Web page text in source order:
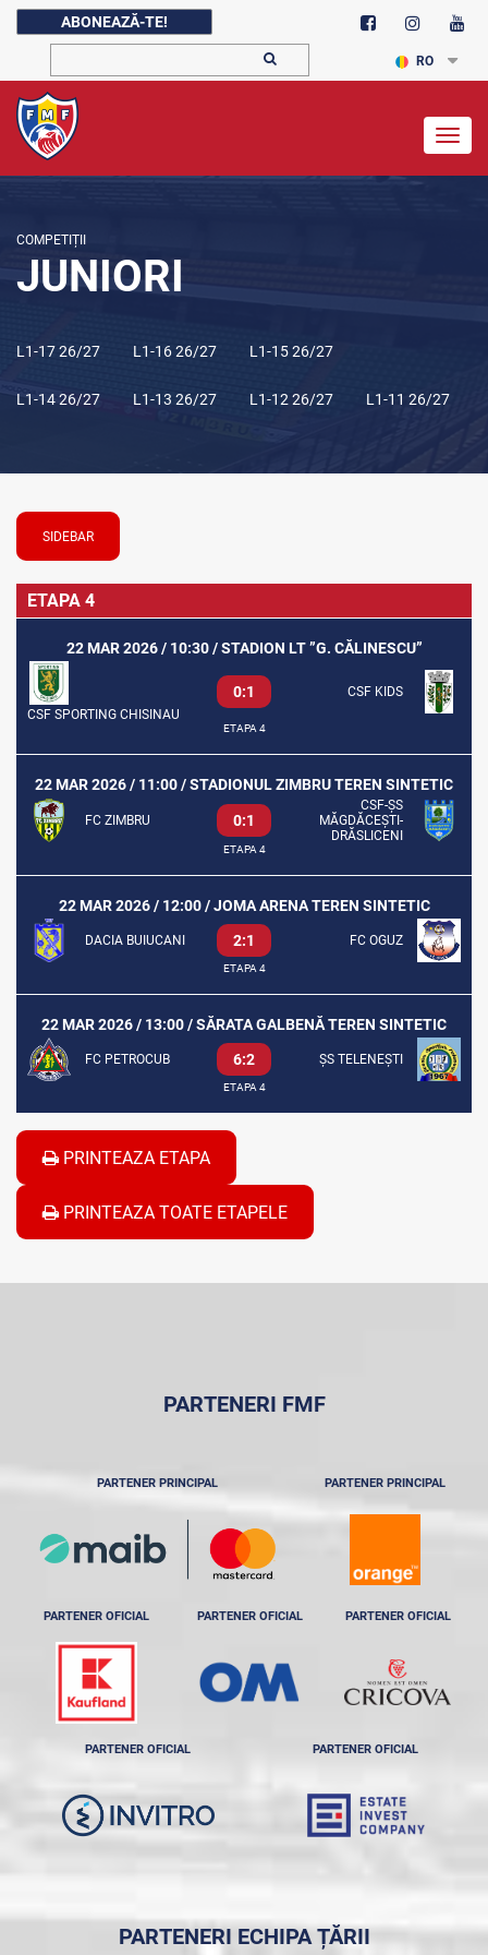
ABONEAZĂ-TE!
RO
COMPETIȚII
JUNIORI
L1-17 26/27 L1-16 26/27 L1-15 26/27
L1-14 26/27 L1-13 26/27 L1-12 26/27 L1-11 26/27
SIDEBAR
ETAPA 4
22 MAR 2026 / 10:30 / STADION LT ”G. CĂLINESCU”
CSF SPORTING CHISINAU
0:1 CSF KIDS
ETAPA 4
22 MAR 2026 / 11:00 / STADIONUL ZIMBRU TEREN SINTETIC
FC ZIMBRU 0:1
CSF-ȘS
MĂGDĂCEȘTI-
DRĂSLICENI
ETAPA 4
22 MAR 2026 / 12:00 / JOMA ARENA TEREN SINTETIC
DACIA BUIUCANI 2:1 FC OGUZ
ETAPA 4
22 MAR 2026 / 13:00 / SĂRATA GALBENĂ TEREN SINTETIC
FC PETROCUB 6:2 ȘS TELENEȘTI
ETAPA 4
PRINTEAZA ETAPA
PRINTEAZA TOATE ETAPELE
PARTENERI FMF
PARTENER PRINCIPAL PARTENER PRINCIPAL
PARTENER OFICIAL PARTENER OFICIAL PARTENER OFICIAL
PARTENER OFICIAL PARTENER OFICIAL
PARTENERI ECHIPA ȚĂRII